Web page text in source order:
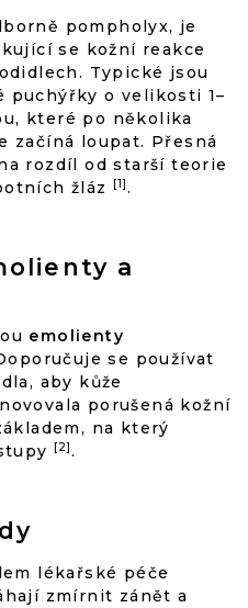
pompholyx, je
se kožní reakce
Typické jsou
puchýřky o velikosti 1–
které po několika
začíná loupat. Přesná
rozdíl od starší teorie
žláz
[1].
a
emolienty
se používat
aby kůže
porušená kožní
na který
[2].
lékařské péče
zmírnit zánět a